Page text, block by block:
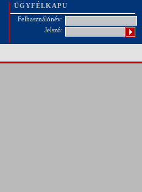
ÜGYFÉLKAPU
Felhasználónév:
Jelszó: